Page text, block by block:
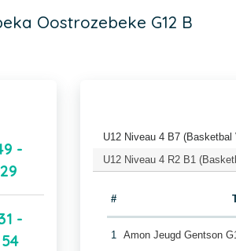
Oostrozebeke G12 B
-
29
-
54
U12 Niveau 4 B7 (Basketbal
U12 Niveau 4 R2 B1
#
1 Amon Jeugd Gentson